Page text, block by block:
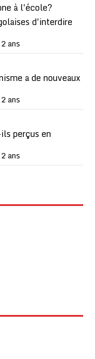
à l'école?
d'interdire
ans
a de nouveaux
ans
perçus en
ans